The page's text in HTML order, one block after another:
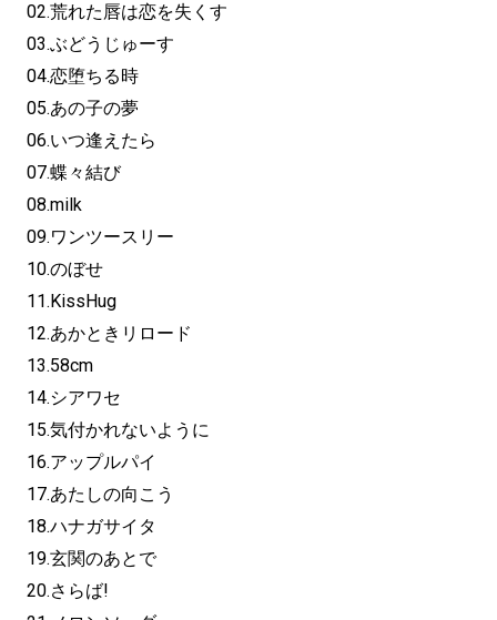
02.荒れた唇は恋を失くす
03.ぶどうじゅーす
04.恋堕ちる時
05.あの子の夢
06.いつ逢えたら
07.蝶々結び
08.milk
09.ワンツースリー
10.のぼせ
11.KissHug
12.あかときリロード
13.58cm
14.シアワセ
15.気付かれないように
16.アップルパイ
17.あたしの向こう
18.ハナガサイタ
19.玄関のあとで
20.さらば!